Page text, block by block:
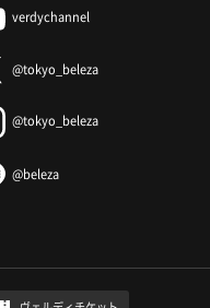
verdychannel
@tokyo_beleza
@tokyo_beleza
@beleza